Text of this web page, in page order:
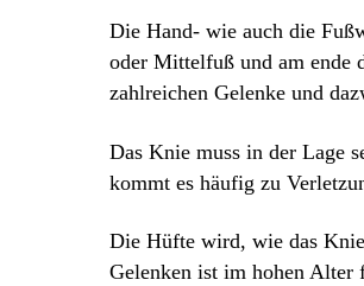
Die Hand- wie auch die
oder Mittelfuß und am ende
zahlreichen Gelenke und
Das Knie muss in der Lage
kommt es häufig zu
Die Hüfte wird, wie das
Gelenken ist im hohen Alter